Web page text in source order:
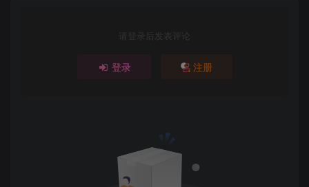
请登录后发表评论
登录 注册